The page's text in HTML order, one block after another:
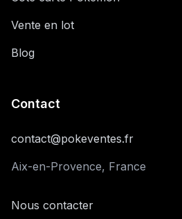
Vente en lot
Blog
Contact
contact@pokeventes.fr
Aix-en-Provence, France
Nous contacter